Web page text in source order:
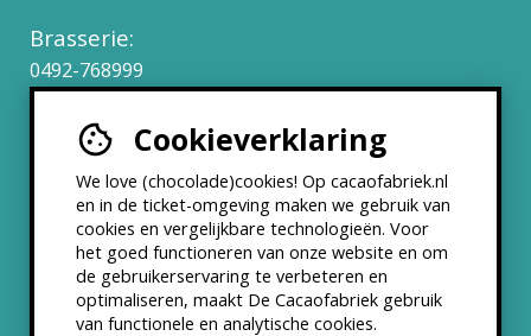
Cookieverklaring
We love (chocolade)cookies! Op cacaofabriek.nl
en in de ticket-omgeving maken we gebruik van
cookies en vergelijkbare technologieën. Voor
het goed functioneren van onze website en om
de gebruikerservaring te verbeteren en
optimaliseren, maakt De Cacaofabriek gebruik
van functionele en analytische cookies.
Brasserie:
0492-768999
Werken bij
Partners & Samenwerkingen
ANBI status
Nieuwsbrief